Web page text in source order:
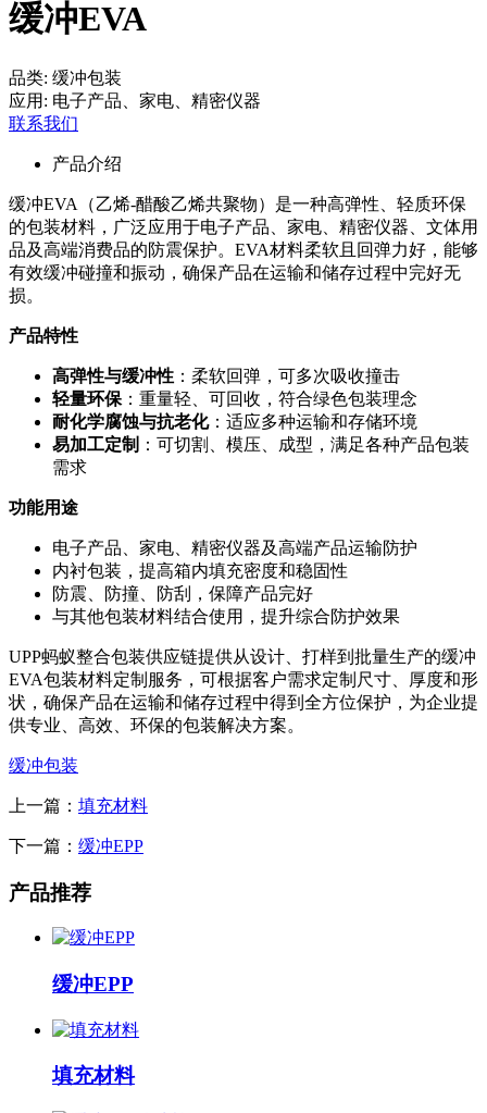
缓冲EVA
品类: 缓冲包装
应用: 电子产品、家电、精密仪器
联系我们
产品介绍
缓冲EVA（乙烯-醋酸乙烯共聚物）是一种高弹性、轻质环保
的包装材料，广泛应用于电子产品、家电、精密仪器、文体用
品及高端消费品的防震保护。EVA材料柔软且回弹力好，能够
有效缓冲碰撞和振动，确保产品在运输和储存过程中完好无
损。
产品特性
高弹性与缓冲性 ：柔软回弹，可多次吸收撞击
轻量环保 ：重量轻、可回收，符合绿色包装理念
耐化学腐蚀与抗老化：适应多种运输和存储环境
易加工定制 ：可切割、模压、成型，满足各种产品包装
需求
功能用途
电子产品、家电、精密仪器及高端产品运输防护
内衬包装，提高箱内填充密度和稳固性
防震、防撞、防刮，保障产品完好
与其他包装材料结合使用，提升综合防护效果
UPP蚂蚁整合包装供应链提供从设计、打样到批量生产的缓冲
EVA包装材料定制服务，可根据客户需求定制尺寸、厚度和形
状，确保产品在运输和储存过程中得到全方位保护，为企业提
供专业、高效、环保的包装解决方案。
缓冲包装
上一篇： 填充材料
下一篇： 缓冲EPP
产品推荐
缓冲EPP
填充材料